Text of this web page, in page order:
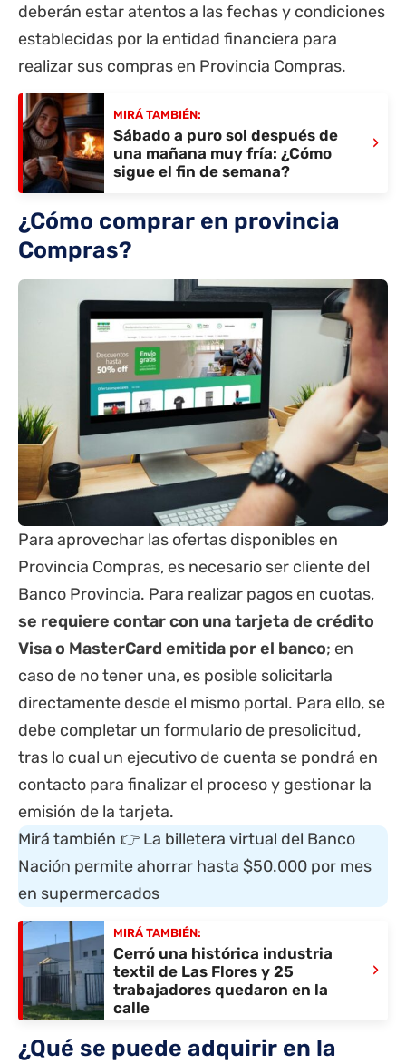
deberán estar atentos a las fechas y condiciones
establecidas por la entidad financiera para
realizar sus compras en Provincia Compras.
MIRÁ TAMBIÉN:
Sábado a puro sol después de
una mañana muy fría: ¿Cómo
sigue el fin de semana?
›
¿Cómo comprar en provincia
Compras?
Para aprovechar las ofertas disponibles en
Provincia Compras, es necesario ser cliente del
Banco Provincia. Para realizar pagos en cuotas,
se requiere contar con una tarjeta de crédito
Visa o MasterCard emitida por el banco; en
caso de no tener una, es posible solicitarla
directamente desde el mismo portal. Para ello, se
debe completar un formulario de presolicitud,
tras lo cual un ejecutivo de cuenta se pondrá en
contacto para finalizar el proceso y gestionar la
emisión de la tarjeta.
Mirá también 👉 La billetera virtual del Banco
Nación permite ahorrar hasta $50.000 por mes
en supermercados
MIRÁ TAMBIÉN:
Cerró una histórica industria
textil de Las Flores y 25
trabajadores quedaron en la
calle
›
¿Qué se puede adquirir en la